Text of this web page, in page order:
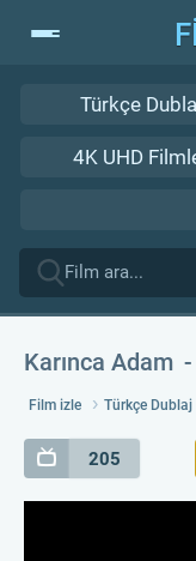
Türkçe
4K UHD
Karınca Adam
Film izle Türkçe Dublaj
205